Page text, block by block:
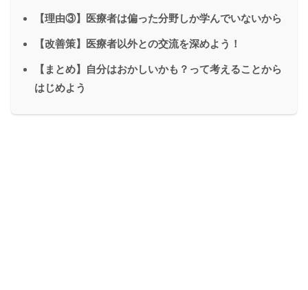
【理由③】医療者は偏った分野しか学んでいないから
【改善策】医療者以外との交流を深めよう！
【まとめ】自分はおかしいかも？って考えることから
はじめよう